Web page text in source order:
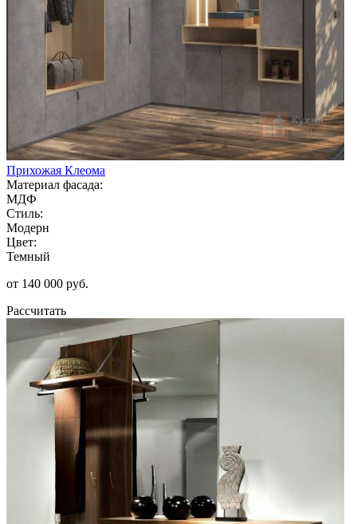
Прихожая Клеома
Материал фасада:
МДФ
Стиль:
Модерн
Цвет:
Темный
от 140 000 руб.
Рассчитать